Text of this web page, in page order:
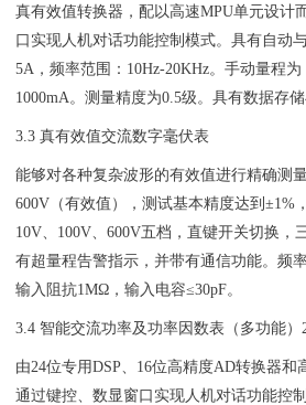
真有效值转换器，配以高速MPU单元设计
口实现人机对话功能控制模式。具有自动
5A，频率范围：10Hz-20KHz。手动量程为
1000mA。测量精度为0.5级。具有数据存储
3.3 真有效值交流数字毫伏表
能够对各种复杂波形的有效值进行精确测
600V（有效值），测试基本精度达到±1%
10V、100V、600V五档，直键开关切换，
有超量程告警指示，并带有通信功能。频
输入阻抗1MΩ，输入电容≤30pF。
3.4 智能交流功率及功率因数表（多功能）
由24位专用DSP、16位高精度AD转换器和
通过键控、数显窗口实现人机对话功能控